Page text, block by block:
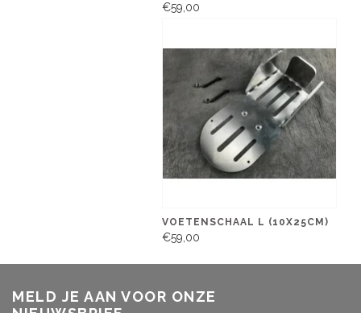
€59,00
VOETENSCHAAL L (10X25CM)
€59,00
MELD JE AAN VOOR ONZE